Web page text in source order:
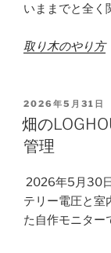
いままでと全く
取り木のやり方
POSTED
ON
2026年5月31日
畑の
管理
2026年5月30
テリー電圧と室
た自作モニター